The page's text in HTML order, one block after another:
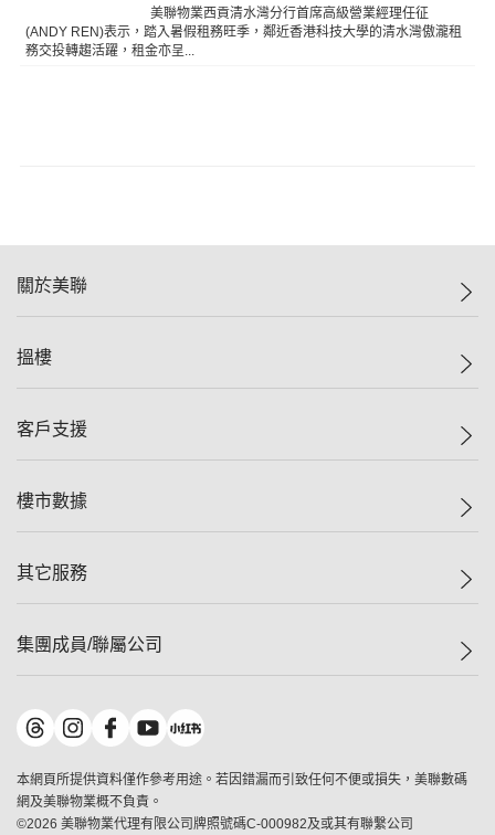
美聯物業西貢清水灣分行首席高級營業經理任征
(ANDY REN)表示，踏入暑假租務旺季，鄰近香港科技大學的清水灣傲瀧租
務交投轉趨活躍，租金亦呈...
關於美聯
美聯集團
人才招募
搵樓
一手新盤
減價
美聯豪宅
獨家樓盤
租盤
客戶支援
自助放盤
查詢熱線
按揭計算機
負擔能力計算機
轉按計算機
繳款方式
樓市數據
樓價指數
歷史成交
屋苑成交排行榜
地區百科
其它服務
屋苑專頁
美聯精英會
美善會
地產代理管理協會
集團成員/聯屬公司
美聯物業
鋑聯控股*
美聯工商舖*
美聯中國
本網頁所提供資料僅作參考用途。若因錯漏而引致任何不便或損失，美聯數碼
網及美聯物業概不負責。
©2026 美聯物業代理有限公司牌照號碼C-000982及或其有聯繫公司